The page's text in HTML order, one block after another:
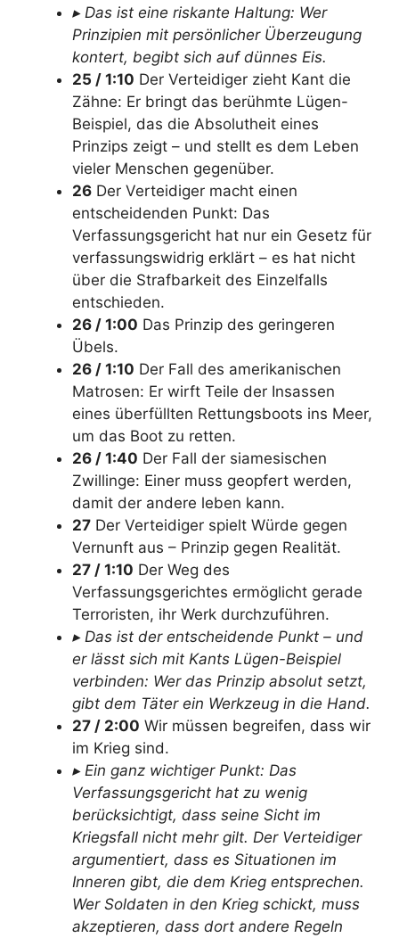
▸ Das ist eine riskante Haltung: Wer
Prinzipien mit persönlicher Überzeugung
kontert, begibt sich auf dünnes Eis.
25 / 1:10 Der Verteidiger zieht Kant die
Zähne: Er bringt das berühmte Lügen-
Beispiel, das die Absolutheit eines
Prinzips zeigt – und stellt es dem Leben
vieler Menschen gegenüber.
26 Der Verteidiger macht einen
entscheidenden Punkt: Das
Verfassungsgericht hat nur ein Gesetz für
verfassungswidrig erklärt – es hat nicht
über die Strafbarkeit des Einzelfalls
entschieden.
26 / 1:00 Das Prinzip des geringeren
Übels.
26 / 1:10 Der Fall des amerikanischen
Matrosen: Er wirft Teile der Insassen
eines überfüllten Rettungsboots ins Meer,
um das Boot zu retten.
26 / 1:40 Der Fall der siamesischen
Zwillinge: Einer muss geopfert werden,
damit der andere leben kann.
27 Der Verteidiger spielt Würde gegen
Vernunft aus – Prinzip gegen Realität.
27 / 1:10 Der Weg des
Verfassungsgerichtes ermöglicht gerade
Terroristen, ihr Werk durchzuführen.
▸ Das ist der entscheidende Punkt – und
er lässt sich mit Kants Lügen-Beispiel
verbinden: Wer das Prinzip absolut setzt,
gibt dem Täter ein Werkzeug in die Hand.
27 / 2:00 Wir müssen begreifen, dass wir
im Krieg sind.
▸ Ein ganz wichtiger Punkt: Das
Verfassungsgericht hat zu wenig
berücksichtigt, dass seine Sicht im
Kriegsfall nicht mehr gilt. Der Verteidiger
argumentiert, dass es Situationen im
Inneren gibt, die dem Krieg entsprechen.
Wer Soldaten in den Krieg schickt, muss
akzeptieren, dass dort andere Regeln